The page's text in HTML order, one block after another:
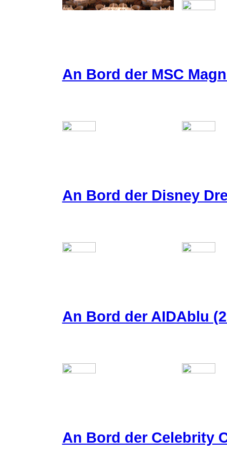
An Bord der MSC
An Bord der Disney
An Bord der AIDAblu
An Bord der Celebrity